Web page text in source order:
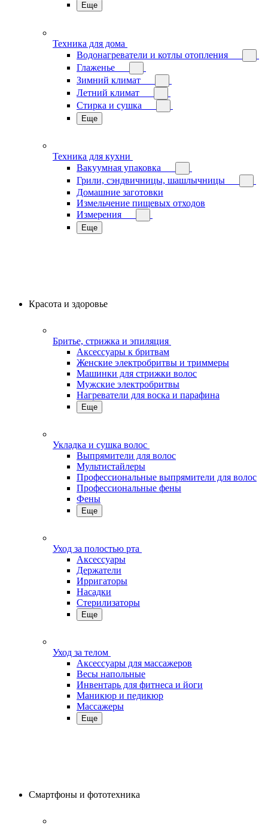
Еще
Техника для дома
Водонагреватели и котлы отопления
Глаженье
Зимний климат
Летний климат
Стирка и сушка
Еще
Техника для кухни
Вакуумная упаковка
Грили, сэндвичницы, шашлычницы
Домашние заготовки
Измельчение пищевых отходов
Измерения
Еще
Красота и здоровье
Бритье, стрижка и эпиляция
Аксессуары к бритвам
Женские электробритвы и триммеры
Машинки для стрижки волос
Мужские электробритвы
Нагреватели для воска и парафина
Еще
Укладка и сушка волос
Выпрямители для волос
Мультистайлеры
Профессиональные выпрямители для волос
Профессиональные фены
Фены
Еще
Уход за полостью рта
Аксессуары
Держатели
Ирригаторы
Насадки
Стерилизаторы
Еще
Уход за телом
Аксессуары для массажеров
Весы напольные
Инвентарь для фитнеса и йоги
Маникюр и педикюр
Массажеры
Еще
Смартфоны и фототехника